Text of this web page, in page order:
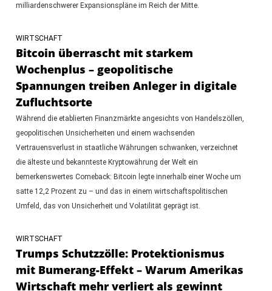
milliardenschwerer Expansionspläne im Reich der Mitte.
WIRTSCHAFT
Bitcoin überrascht mit starkem
Wochenplus – geopolitische
Spannungen treiben Anleger in digitale
Zufluchtsorte
Während die etablierten Finanzmärkte angesichts von Handelszöllen,
geopolitischen Unsicherheiten und einem wachsenden
Vertrauensverlust in staatliche Währungen schwanken, verzeichnet
die älteste und bekannteste Kryptowährung der Welt ein
bemerkenswertes Comeback: Bitcoin legte innerhalb einer Woche um
satte 12,2 Prozent zu – und das in einem wirtschaftspolitischen
Umfeld, das von Unsicherheit und Volatilität geprägt ist.
WIRTSCHAFT
Trumps Schutzzölle: Protektionismus
mit Bumerang-Effekt – Warum Amerikas
Wirtschaft mehr verliert als gewinnt